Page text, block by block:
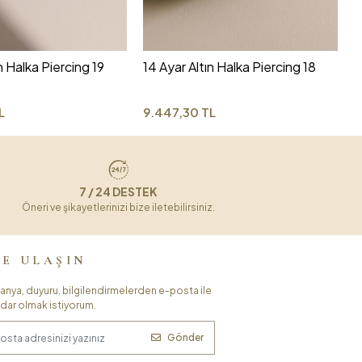
Halka Piercing 19 14 Ayar Altın Halka Piercing 18
9.447,30 TL
7 / 24 DESTEK
Öneri ve şikayetlerinizi bize iletebilirsiniz.
ULAŞIN
duyuru, bilgilendirmelerden e-posta ile
olmak istiyorum.
Gönder